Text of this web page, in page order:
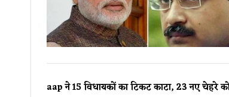
aap ने 15 विधायकों का टिकट काटा, 23 नए चेहरे